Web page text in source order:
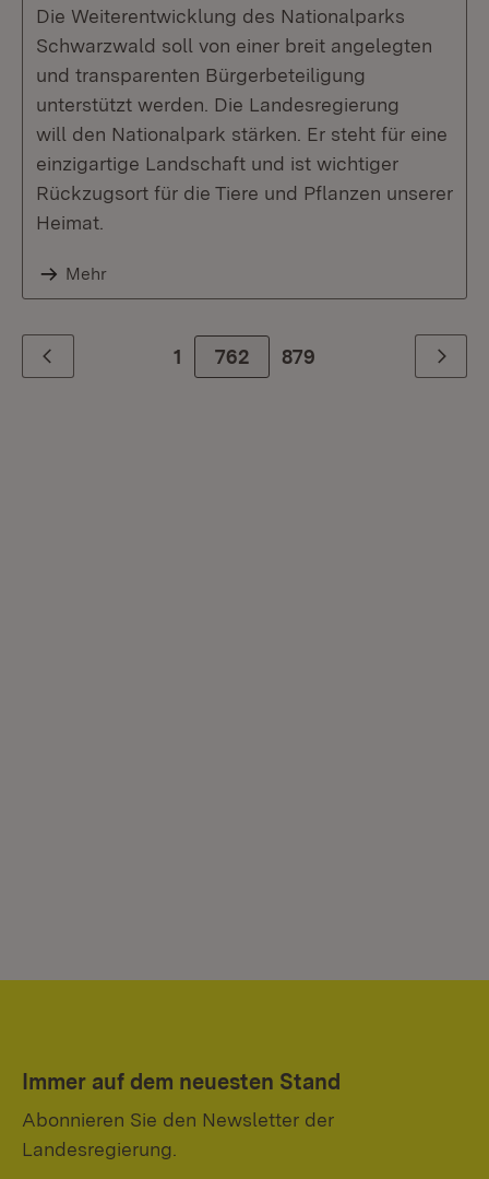
Die Weiterentwicklung des Nationalparks
Schwarzwald soll von einer breit angelegten
und transparenten Bürgerbeteiligung
unterstützt werden. Die Landesregierung
will den Nationalpark stärken. Er steht für eine
einzigartige Landschaft und ist wichtiger
Rückzugsort für die Tiere und Pflanzen unserer
Heimat.
Mehr
Zurück 1 762 Zur letzte Seite
879 Weiter
Immer auf dem neuesten Stand
Abonnieren Sie den Newsletter der
Landesregierung.